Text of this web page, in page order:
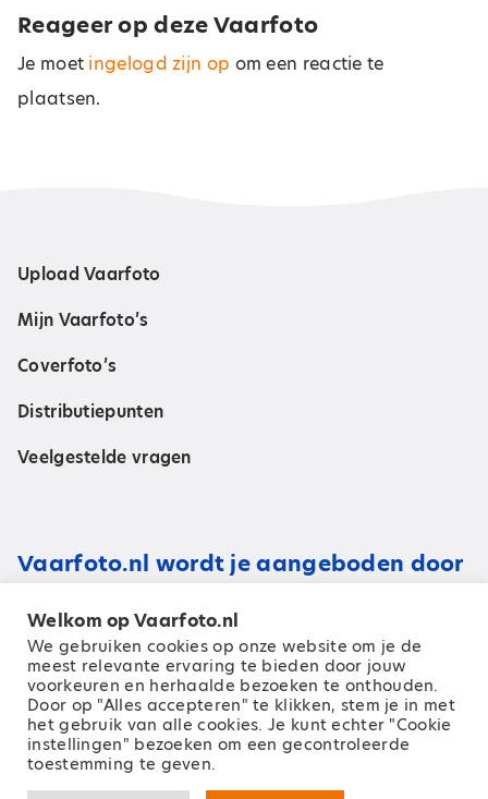
Reageer op deze Vaarfoto
Je moet ingelogd zijn op om een reactie te
plaatsen.
Upload Vaarfoto
Mijn Vaarfoto’s
Coverfoto’s
Distributiepunten
Veelgestelde vragen
Vaarfoto.nl wordt je aangeboden door
© 2026 Zeilen Media B.V.
Welkom op Vaarfoto.nl
We gebruiken cookies op onze website om je de
meest relevante ervaring te bieden door jouw
voorkeuren en herhaalde bezoeken te onthouden.
Door op "Alles accepteren" te klikken, stem je in met
het gebruik van alle cookies. Je kunt echter "Cookie
instellingen" bezoeken om een ​​gecontroleerde
toestemming te geven.